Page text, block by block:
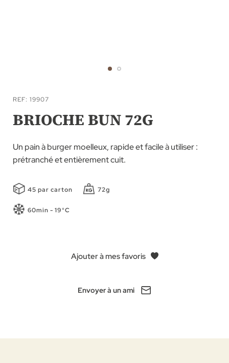
to
the
beginning
the
images
REF 19907
BRIOCHE BUN 72G
Un pain à burger moelleux, rapide et facile à utiliser :
prétranché et entièrement cuit.
45 par carton 72g
60min - 19°C
Ajouter à mes favoris
Envoyer à un ami